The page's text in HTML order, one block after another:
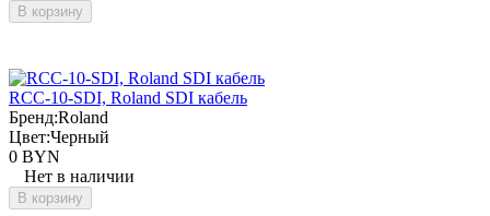
В корзину
RCC-10-SDI, Roland SDI кабель
Бренд:Roland
Цвет:Черный
0 BYN
Нет в наличии
В корзину